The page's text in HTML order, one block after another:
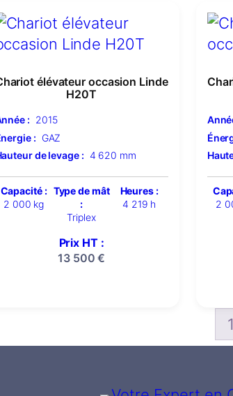
élévateur occasion Linde
H20T
: 2015
: GAZ
de levage : 4 620 mm
Capacité :
2 000 kg
Type de mât
:
Triplex
Heures :
4 219 h
Prix HT :
13 500€
2
1